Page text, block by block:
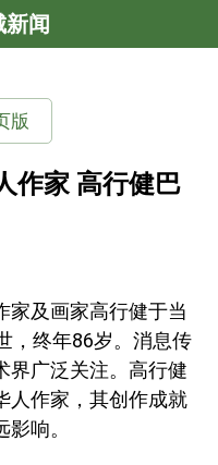
新闻
版
作家 高行健巴
家及画家高行健于当
，终年86岁。消息传
界广泛关注。高行健
人作家，其创作成就
响。